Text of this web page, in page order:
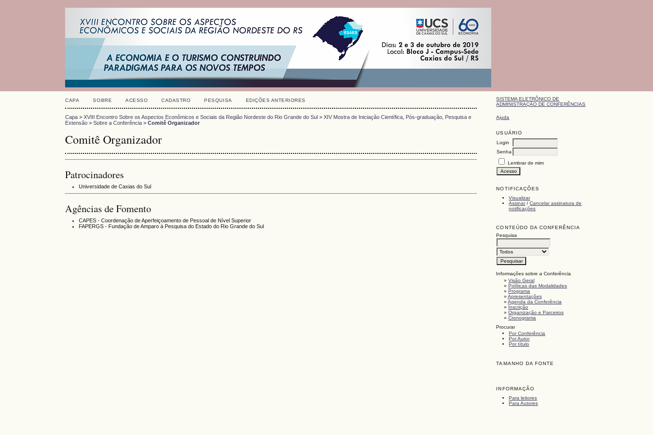
SISTEMA ELETRÔNICO DE
ADMINISTRAÇÃO DE CONFERÊNCIAS
Ajuda
USUÁRIO
Login
Senha
Lembrar de mim
NOTIFICAÇÕES
Visualizar
Assinar/Cancelar assinatura de
notificações
CONTEÚDO DA CONFERÊNCIA
Pesquisa
Informações sobre a Conferência
»Visão Geral
»Políticas das Modalidades
»Programa
»Apresentações
»Agenda da Conferência
» Inscrição
»Organização e Parceiros
»Cronograma
Procurar
Por Conferência
Por Autor
Por título
TAMANHO DA FONTE
INFORMAÇÃO
Para leitores
Para Autores
CAPA SOBRE ACESSO CADASTRO PESQUISA EDIÇÕES ANTERIORES
Capa >XVIII Encontro Sobre os Aspectos Econômicos e Sociais da Região Nordeste do Rio Grande do Sul >XIV Mostra de Iniciação Científica, Pós-graduação, Pesquisa e
Extensão >Sobre a Conferência >Comitê Organizador
Comitê Organizador
Patrocinadores
Universidade de Caxias do Sul
Agências de Fomento
CAPES - Coordenação de Aperfeiçoamento de Pessoal de Nível Superior
FAPERGS - Fundação de Amparo à Pesquisa do Estado do Rio Grande do Sul